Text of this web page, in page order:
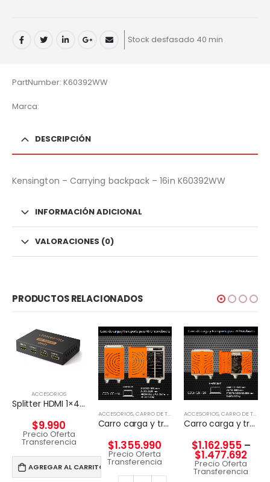
Stock desfasado 40 min
PartNumber: K60392WW
Marca:
DESCRIPCIÓN
Kensington – Carrying backpack – 16in K60392WW
INFORMACIÓN ADICIONAL
VALORACIONES (0)
PRODUCTOS RELACIONADOS
ACCESORIOS
Splitter HDMI 1×4 4k UHD 2k Full HD c/fuente 4 pantallas
$9.990
Precio Oferta
Transferencia
AGREGAR AL CARRITO
ACCESORIOS,CARRO DE TECNOLGÍA
Carro carga y transporte para 46 Chromebook
$1.355.990
Precio Oferta
Transferencia
ACCESORIOS,CARRO DE TECNOLGÍA
Carro carga y transporte para Notebook
$1.162.955–
$1.477.692
Precio Oferta
Transferencia